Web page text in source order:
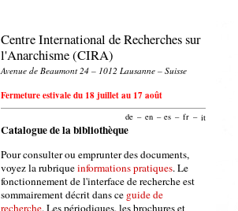
Centre International de Recherches sur
l'Anarchisme (CIRA)
Avenue de Beaumont 24 – 1012 Lausanne – Suisse
Fermeture estivale du 18 juillet au 17 août
de – en – es – fr – it
Catalogue de la bibliothèque
Pour consulter ou emprunter des documents,
voyez la rubriqueinformations pratiques. Le
fonctionnement de l'interface de recherche est
sommairement décrit dans ce guide de
recherche. Les périodiques, les brochures et